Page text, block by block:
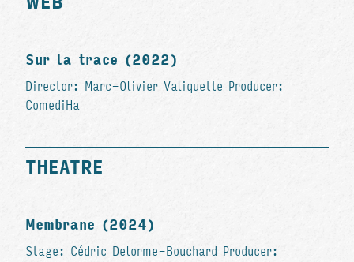
Sur la trace (2022)
Director: Marc-Olivier Valiquette Producer:
ComediHa
THEATRE
Membrane (2024)
Stage: Cédric Delorme-Bouchard Producer: